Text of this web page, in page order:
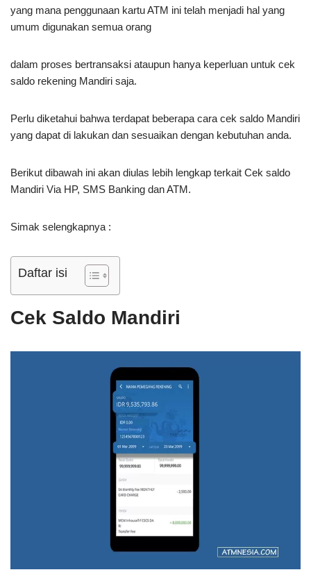
yang mana penggunaan kartu ATM ini telah menjadi hal yang
umum digunakan semua orang
dalam proses bertransaksi ataupun hanya keperluan untuk cek
saldo rekening Mandiri saja.
Perlu diketahui bahwa terdapat beberapa cara cek saldo Mandiri
yang dapat di lakukan dan sesuaikan dengan kebutuhan anda.
Berikut dibawah ini akan diulas lebih lengkap terkait Cek saldo
Mandiri Via HP, SMS Banking dan ATM.
Simak selengkapnya :
Daftar isi
Cek Saldo Mandiri